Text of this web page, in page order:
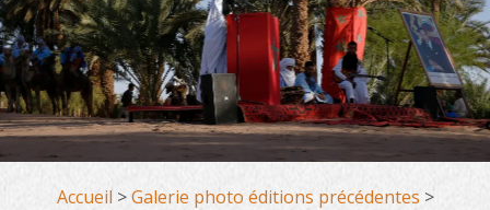
Accueil >Galerie photo éditions précédentes >